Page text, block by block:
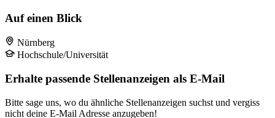
Auf einen Blick
Nürnberg
Hochschule/Universität
Erhalte passende Stellenanzeigen als E-Mail
Bitte sage uns, wo du ähnliche Stellenanzeigen suchst und vergiss
nicht deine E-Mail Adresse anzugeben!